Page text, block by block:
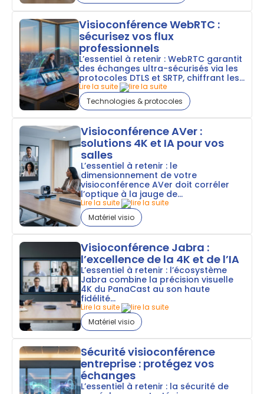
Visioconférence WebRTC :
sécurisez vos flux
professionnels
L’essentiel à retenir : WebRTC garantit
des échanges ultra-sécurisés via les
protocoles DTLS et SRTP, chiffrant les...
Lire la suite
Technologies & protocoles
Visioconférence AVer :
solutions 4K et IA pour vos
salles
L’essentiel à retenir : le
dimensionnement de votre
visioconférence AVer doit corréler
l’optique à la jauge de...
Lire la suite
Matériel visio
Visioconférence Jabra :
l’excellence de la 4K et de l’IA
L’essentiel à retenir : l’écosystème
Jabra combine la précision visuelle
4K du PanaCast au son haute
fidélité...
Lire la suite
Matériel visio
Sécurité visioconférence
entreprise : protégez vos
échanges
L’essentiel à retenir : la sécurité de